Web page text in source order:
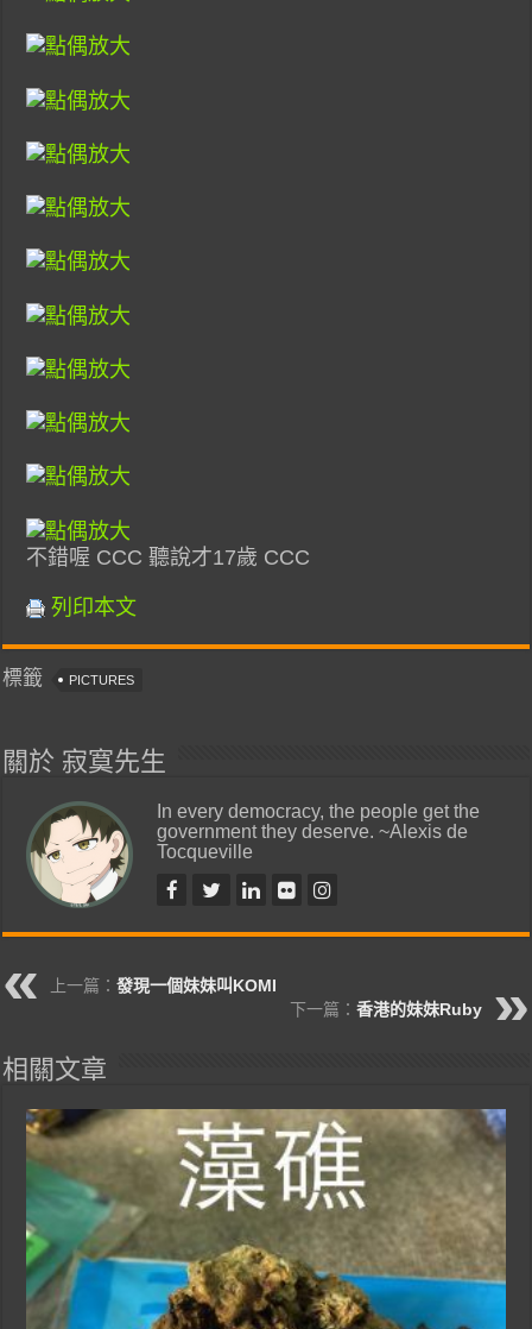
不錯喔 CCC 聽說才17歲 CCC
列印本文
標籤 PICTURES
關於 寂寞先生
In every democracy, the people get the
government they deserve. ~Alexis de
Tocqueville
上一篇：發現一個妹妹叫KOMI
下一篇： 香港的妹妹Ruby
相關文章